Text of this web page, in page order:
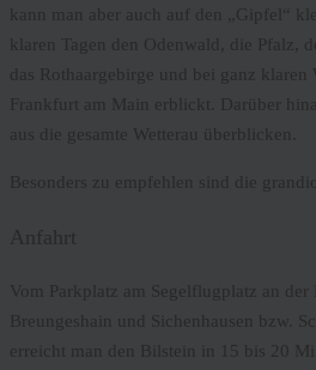
kann man aber auch auf den „Gipfel“
klaren Tagen den Odenwald, die Pfalz,
das Rothaargebirge und bei ganz klaren
Frankfurt am Main erblickt. Darüber
aus die gesamte Wetterau überblicken.
Besonders zu empfehlen sind die
Anfahrt
Vom Parkplatz am Segelflugplatz an der
Breungeshain und Sichenhausen bzw.
erreicht man den Bilstein in 15 bis 20